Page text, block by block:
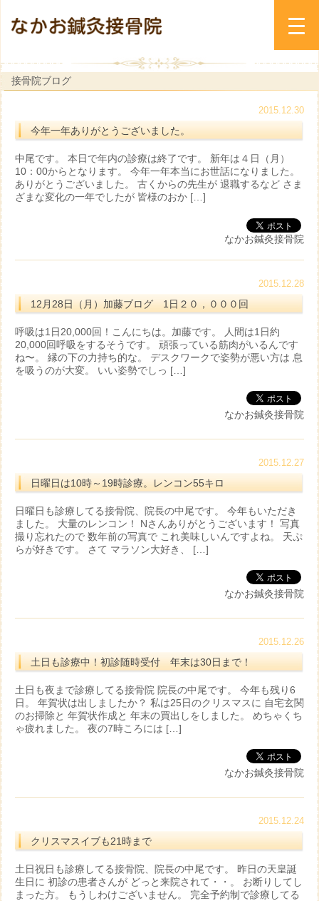
接骨院ブログ
2015.12.30
今年一年ありがとうございました。
中尾です。 本日で年内の診療は終了です。 新年は４日（月）
10：00からとなります。 今年一年本当にお世話になりました。
ありがとうございました。 古くからの先生が 退職するなど さま
ざまな変化の一年でしたが 皆様のおか […]
なかお鍼灸接骨院
2015.12.28
12月28日（月）加藤ブログ 1日２０，０００回
呼吸は1日20,000回！こんにちは。加藤です。 人間は1日約
20,000回呼吸をするそうです。 頑張っている筋肉がいるんです
ね〜。 縁の下の力持ち的な。 デスクワークで姿勢が悪い方は 息
を吸うのが大変。 いい姿勢でしっ […]
なかお鍼灸接骨院
2015.12.27
日曜日は10時～19時診療。レンコン55キロ
日曜日も診療してる接骨院、院長の中尾です。 今年もいただき
ました。 大量のレンコン！ Nさんありがとうございます！ 写真
撮り忘れたので 数年前の写真で これ美味しいんですよね。 天ぷ
らが好きです。 さて マラソン大好き、 […]
なかお鍼灸接骨院
2015.12.26
土日も診療中！初診随時受付 年末は30日まで！
土日も夜まで診療してる接骨院 院長の中尾です。 今年も残り6
日。 年賀状は出しましたか？ 私は25日のクリスマスに 自宅玄関
のお掃除と 年賀状作成と 年末の買出しをしました。 めちゃくち
ゃ疲れました。 夜の7時ころには […]
なかお鍼灸接骨院
2015.12.24
クリスマスイブも21時まで
土日祝日も診療してる接骨院、院長の中尾です。 昨日の天皇誕
生日に 初診の患者さんが どっと来院されて・・。 お断りしてし
まった方。 もうしわけございません。 完全予約制で診療してる